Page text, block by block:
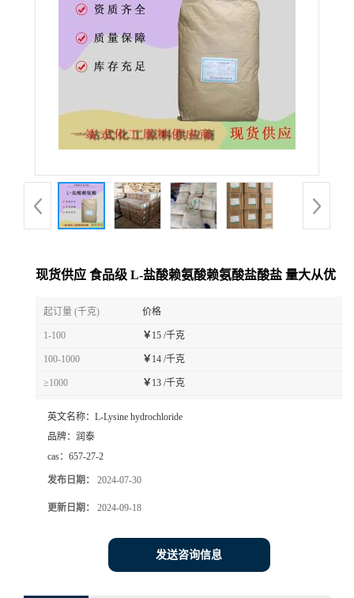
现货供应 食品级 L-盐酸赖氨酸赖氨酸盐酸盐 量大从优
起订量 (千克) 价格
1-100 ￥ 15 /千克
100-1000 ￥ 14 /千克
≥1000 ￥ 13 /千克
英文名称： L-Lysine hydrochloride
品牌： 润泰
cas： 657-27-2
发布日期： 2024-07-30
更新日期： 2024-09-18
发送咨询信息